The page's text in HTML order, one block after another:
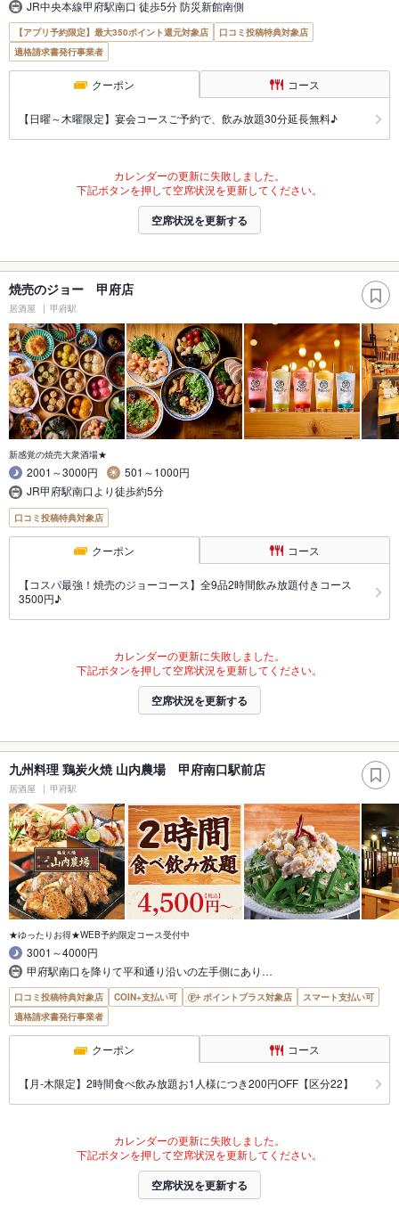
JR中央本線甲府駅南口 徒歩5分 防災新館南側
【アプリ予約限定】最大350ポイント還元対象店
口コミ投稿特典対象店
適格請求書発行事業者
クーポン コース
【日曜～木曜限定】宴会コースご予約で、飲み放題30分延長無料♪
カレンダーの更新に失敗しました。
下記ボタンを押して空席状況を更新してください。
空席状況を更新する
焼売のジョー 甲府店
居酒屋 甲府駅
新感覚の焼売大衆酒場★
2001～3000円
501～1000円
JR甲府駅南口より徒歩約5分
口コミ投稿特典対象店
クーポン コース
【コスパ最強！焼売のジョーコース】全9品2時間飲み放題付きコース
3500円♪
カレンダーの更新に失敗しました。
下記ボタンを押して空席状況を更新してください。
空席状況を更新する
九州料理 鶏炭火焼 山内農場 甲府南口駅前店
居酒屋 甲府駅
★ゆったりお得★WEB予約限定コース受付中
3001～4000円
甲府駅南口を降りて平和通り沿いの左手側にあり…
口コミ投稿特典対象店 COIN+支払い可 ポイントプラス対象店
スマート支払い可
適格請求書発行事業者
クーポン コース
【月‐木限定】2時間食べ飲み放題お1人様につき200円OFF【区分22】
カレンダーの更新に失敗しました。
下記ボタンを押して空席状況を更新してください。
空席状況を更新する